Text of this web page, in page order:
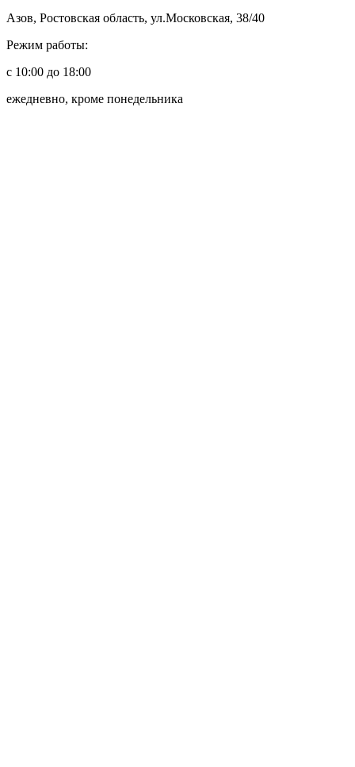
Азов, Ростовская область, ул.Московская, 38/40
Режим работы:
с 10:00 до 18:00
ежедневно, кроме понедельника